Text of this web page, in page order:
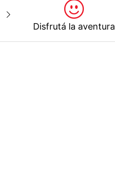
Disfrutá la aventura